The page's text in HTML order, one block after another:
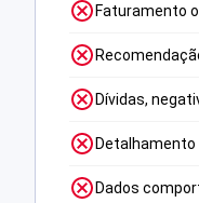
Faturamento
Dívidas,
Dados